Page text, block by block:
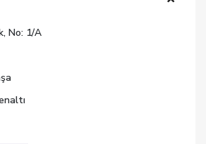
No: 1/A